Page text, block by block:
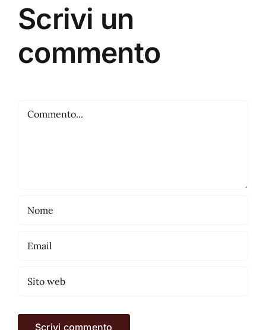
Scrivi un
commento
Commento